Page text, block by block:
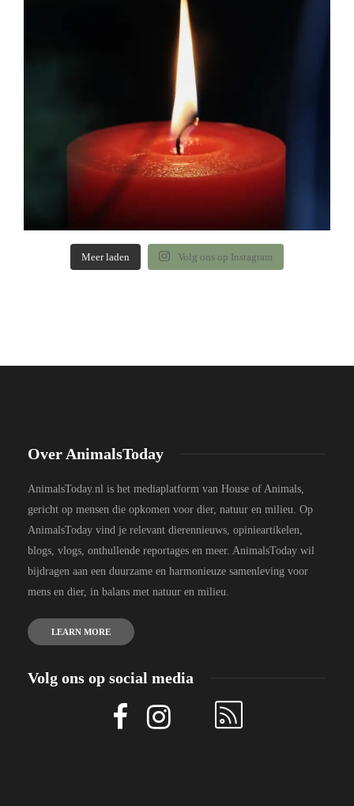
Meer laden Volg ons op Instagram
Over AnimalsToday
AnimalsToday.nl is het mediaplatform van House of Animals,
gericht op mensen die opkomen voor dier, natuur en milieu. Op
AnimalsToday vind je relevant dierennieuws, opinieartikelen,
blogs, vlogs, onthullende reportages en meer. AnimalsToday wil
bijdragen aan een duurzame en harmonieuze samenleving voor
mens en dier, in balans met natuur en milieu.
LEARN MORE
Volg ons op social media